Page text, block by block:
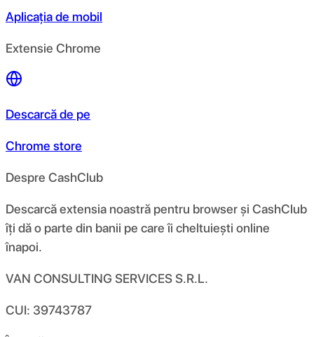
Aplicația de mobil
Extensie Chrome
Descarcă de pe
Chrome store
Despre CashClub
Descarcă extensia noastră pentru browser și CashClub
îți dă o parte din banii pe care îi cheltuiești online
înapoi.
VAN CONSULTING SERVICES S.R.L.
CUI: 39743787